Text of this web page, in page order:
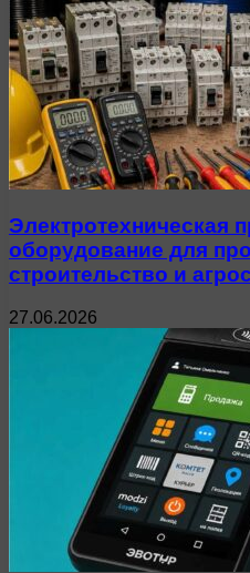
Электротехническая
оборудование для
строительство и
27.06.2026